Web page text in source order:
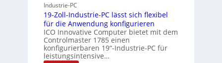
t
e
k
t
u
s
i
c
a
Industrie-PC
19-Zoll-Industrie-PC lässt sich flexibel
für die Anwendung konfigurieren
ICO Innovative Computer bietet mit dem
Controlmaster 1785 einen
konfigurierbaren 19“-Industrie-PC für
leistungsintensive…